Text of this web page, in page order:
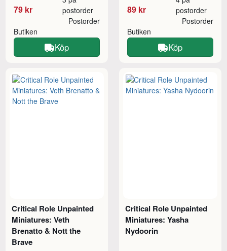
79 kr
postorder
Butiken
Postorder
Köp
89 kr
postorder
Butiken
Postorder
Köp
Critical Role Unpainted
Miniatures: Veth
Brenatto & Nott the
Brave
Critical Role Unpainted
Miniatures: Yasha
Nydoorin